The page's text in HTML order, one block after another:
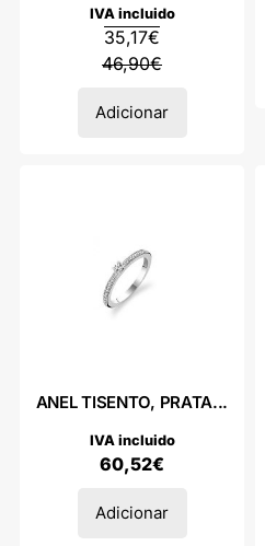
46,90€
35,17€
IVA incluido
Adicionar
ANEL TISENTO, PRATA...
60,52€
IVA incluido
Adicionar